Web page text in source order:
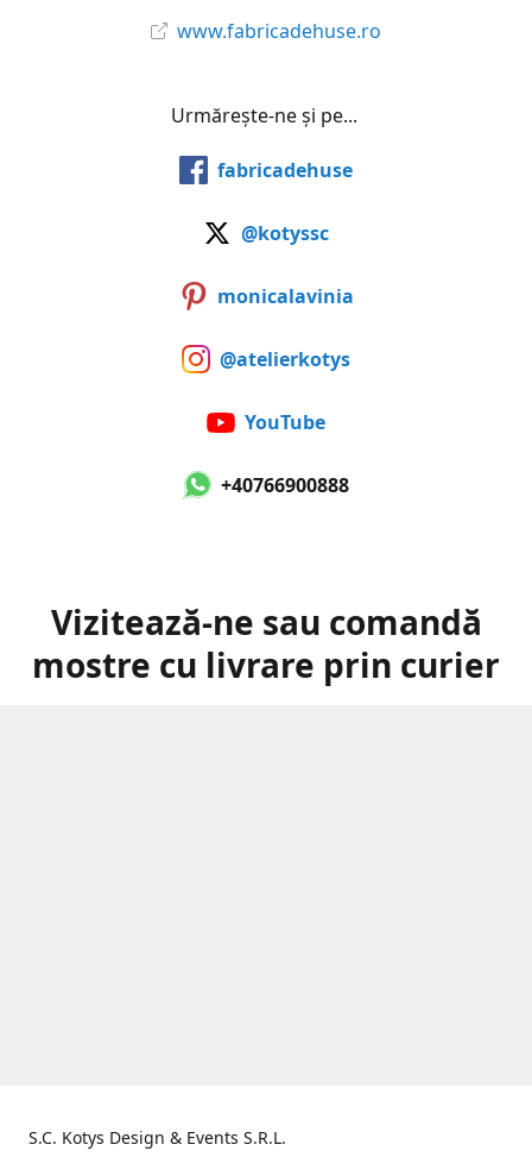
www.fabricadehuse.ro
Urmărește-ne și pe...
fabricadehuse
@kotyssc
monicalavinia
@atelierkotys
YouTube
+40766900888
Vizitează-ne sau comandă
mostre cu livrare prin curier
S.C. Kotys Design & Events S.R.L.